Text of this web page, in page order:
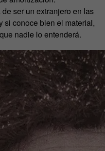
ser un extranjero en las
si conoce bien el material,
nadie lo entenderá.